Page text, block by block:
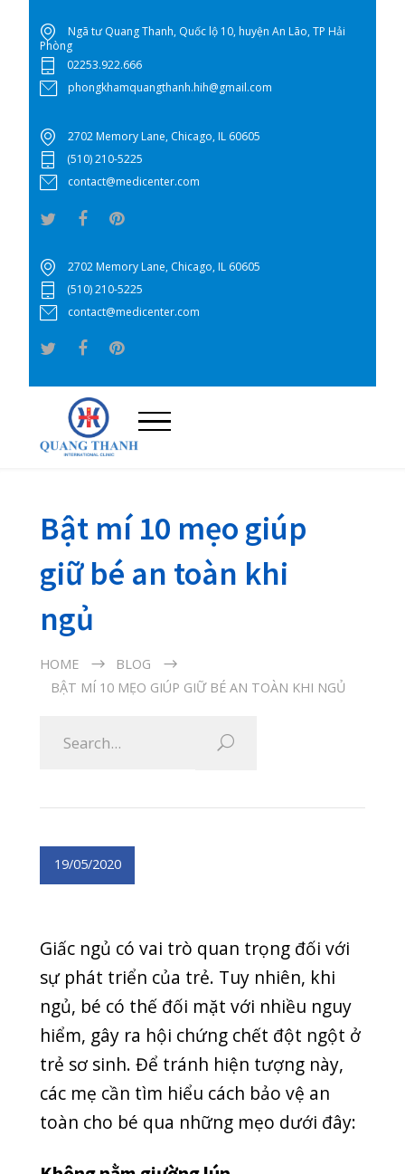
Ngã tư Quang Thanh, Quốc lộ 10, huyện An Lão, TP Hải
Phòng
02253.922.666
phongkhamquangthanh.hih@gmail.com
(510) 210-5225
2702 Memory Lane, Chicago, IL 60605
Bật mí 10 mẹo giúp
ngủ
BẬT MÍ 10 MẸO GIÚP GIỮ BÉ AN TOÀN KHI NGỦ
sự phát triển của trẻ. Tuy nhiên, khi
hiểm, gây ra hội chứng chết đột ngột ở
trẻ sơ sinh. Để tránh hiện tượng này,
Không nằm giường lún
Nhiều ba mẹ nghĩ rằng giường lún sẽ
mềm hơn, bé sẽ nằm thoải mái hơn.
Tuy nhiên, các chuyên gia đều khuyến
cáo không nên sử dụng đệm mềm,
đệm lún và không để các thú nhồi
bông ở xung quanh khu vực ngủ của
trẻ. Bạn nên sử dụng đệm cứng vừa